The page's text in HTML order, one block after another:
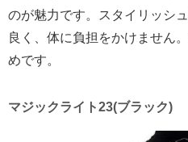
のが魅力です。スタイリッシ
良く、体に負担をかけません
めです。
マジックライト23(ブラック)